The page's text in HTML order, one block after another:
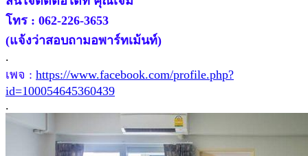
โทร : 062-226-3653
(แจ้งว่าสอบถามอพาร์ทเม้นท์)
.
เพจ : https://www.facebook.com/profile.php?
id=100054645360439
.